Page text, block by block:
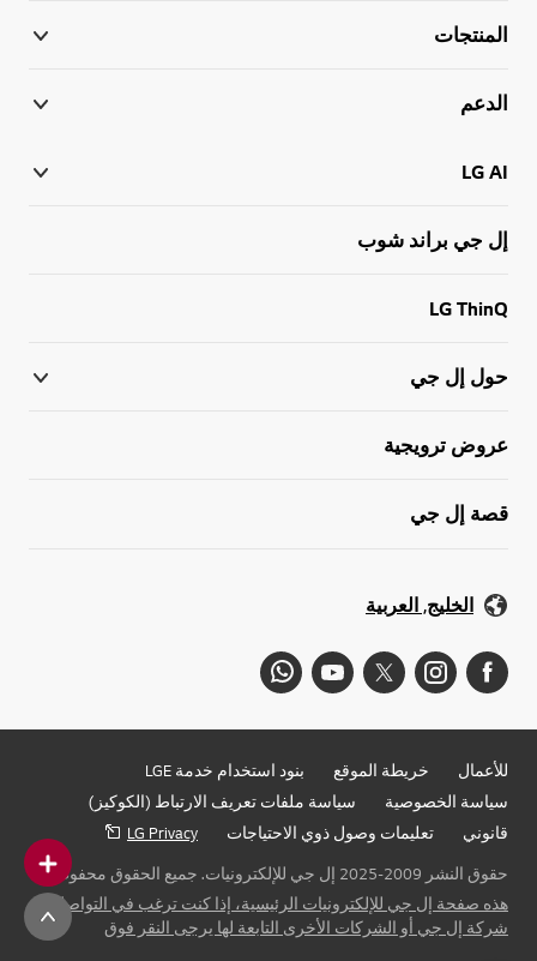
المنتجات
الدعم
LG AI
إل جي براند شوب
LG ThinQ
حول إل جي
عروض ترويجية
قصة إل جي
الخليج, العربية
للأعمال خريطة الموقع
بنود استخدام خدمة LGE
سياسة الخصوصية
سياسة ملفات تعريف الارتباط (الكوكيز)
قانوني
تعليمات وصول ذوي الاحتياجات
LG Privacy
حقوق النشر 2009-2025 إل جي للإلكترونيات. جميع الحقوق محفوظة
هذه صفحة إل جي للإلكترونيات الرئيسية، إذا كنت ترغب في التواصل مع
شركة إل جي أو الشركات الأخرى التابعة لها يرجى النقر فوق